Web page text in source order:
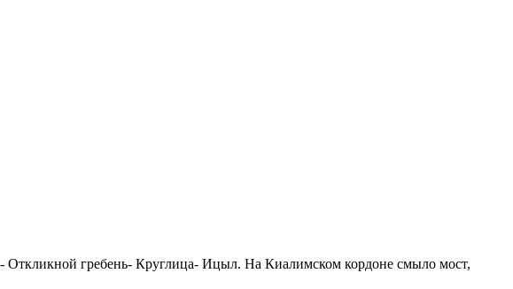
гребень- Круглица- Ицыл. На Киалимском кордоне смыло мост,